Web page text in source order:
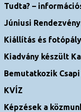
Tudta? –
Júniusi
Kiállítás és
Kiadvány készült
Bemutatkozik Csapi
KVÍZ
Képzések a